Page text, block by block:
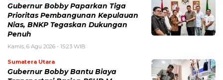
Gubernur Bobby Paparkan Tiga
Prioritas Pembangunan Kepulauan
Nias, BNKP Tegaskan Dukungan
Penuh
Kamis, 6 Agu 2026 - 15:23 WIB
Sumatera Utara
Gubernur Bobby Bantu Biaya